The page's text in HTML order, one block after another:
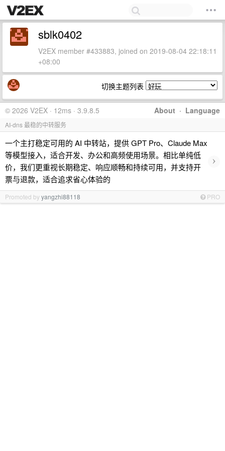
sblk0402
V2EX member #433883, joined on 2019-08-04 22:18:11
+08:00
切换主题列表
About · Language
© 2026 V2EX · 12ms · 3.9.8.5
AI-dns 最稳的中转服务
一个主打稳定可用的 AI 中转站，提供 GPT Pro、Claude Max
等模型接入，适合开发、办公和高频使用场景。相比单纯低
价，我们更重视长期稳定、响应顺畅和持续可用，并支持开
票与退款，适合追求省心体验的
›
Promoted byyangzhi88118 PRO